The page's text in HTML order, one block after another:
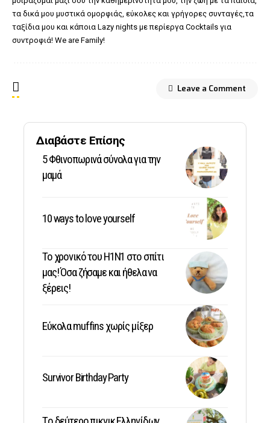
τα δικά μου μυστικά ομορφιάς, εύκολες και γρήγορες συνταγές,τα
ταξίδια μου και κάποια Lazy nights με περίεργα Cocktails για
συντροφιά! We are Family!
Leave a Comment
Διαβάστε Επίσης
5 Φθινοπωρινά σύνολα για την
μαμά
10 ways to love yourself
Το χρονικό του Η1Ν1 στο σπίτι
μας! Όσα ζήσαμε και ήθελα να
ξέρεις!
Εύκολα muffins χωρίς μίξερ
Survivor Birthday Party